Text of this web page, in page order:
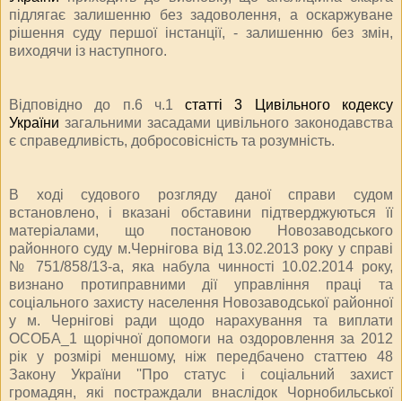
підлягає залишенню без задоволення, а оскаржуване
рішення суду першої інстанції, - залишенню без змін,
виходячи із наступного.
Відповідно до п.6 ч.1статті 3 Цивільного кодексу
України загальними засадами цивільного законодавства
є справедливість, добросовісність та розумність.
В ході судового розгляду даної справи судом
встановлено, і вказані обставини підтверджуються її
матеріалами, що постановою Новозаводського
районного суду м.Чернігова від 13.02.2013 року у справі
№ 751/858/13-а, яка набула чинності 10.02.2014 року,
визнано протиправними дії управління праці та
соціального захисту населення Новозаводської районної
у м. Чернігові ради щодо нарахування та виплати
ОСОБА_1 щорічної допомоги на оздоровлення за 2012
рік у розмірі меншому, ніж передбачено статтею 48
Закону України ''Про статус і соціальний захист
громадян, які постраждали внаслідок Чорнобильської